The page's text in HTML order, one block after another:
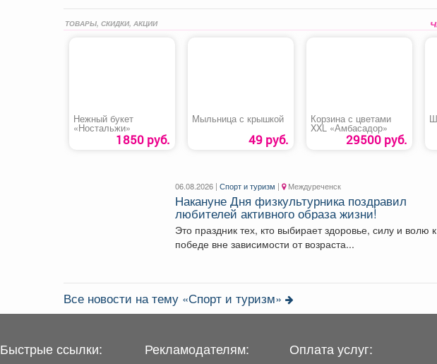
ТОВАРЫ, СКИДКИ, АКЦИИ
Нежный букет
«Ностальжи»
1850 руб.
Мыльница с крышкой
49 руб.
Корзина с цветами
XXL «Амбасадор»
29500 руб.
06.08.2026 |Спорт и туризм | Междуреченск
Накануне Дня физкультурника поздравил
любителей активного образа жизни!
Это праздник тех, кто выбирает здоровье, силу и волю к
победе вне зависимости от возраста...
Все новости на тему «Спорт и туризм»
Быстрые ссылки: Рекламодателям: Оплата услуг: